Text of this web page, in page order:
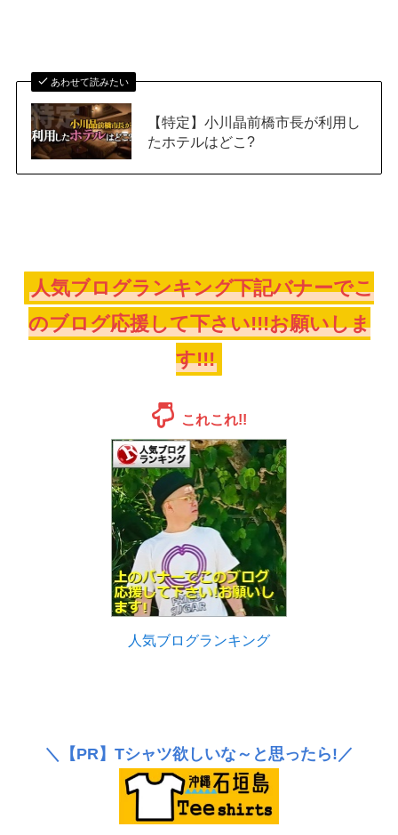
あわせて読みたい
【特定】小川晶前橋市長が利用し
たホテルはどこ?
人気ブログランキング下記バナーでこ
のブログ応援して下さい!!!お願いしま
す!!!
これこれ!!
人気ブログランキング
＼ 【PR】 Tシャツ欲しいな～と思ったら!／